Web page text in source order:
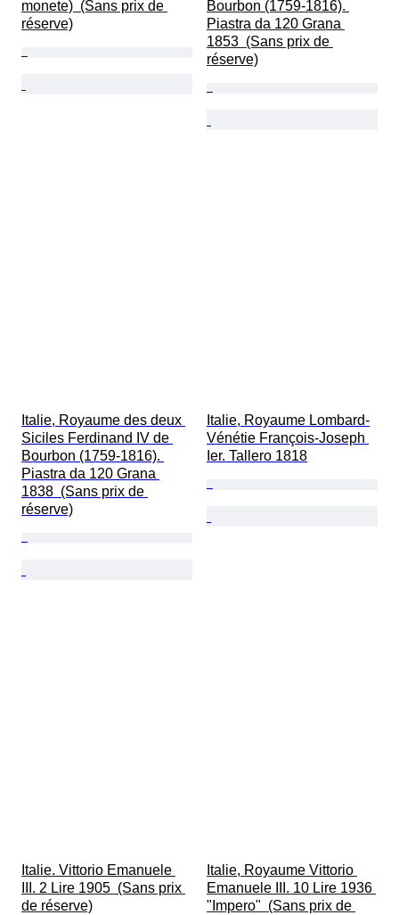
monete)  (Sans prix de
réserve)
Bourbon (1759-1816).
Piastra da 120 Grana
1853  (Sans prix de
réserve)
Italie, Royaume des deux
Siciles Ferdinand IV de
Bourbon (1759-1816).
Piastra da 120 Grana
1838  (Sans prix de
réserve)
Italie, Royaume Lombard-
Vénétie François-Joseph
Ier. Tallero 1818
Italie. Vittorio Emanuele
III. 2 Lire 1905  (Sans prix
de réserve)
Italie, Royaume Vittorio
Emanuele III. 10 Lire 1936
"Impero"  (Sans prix de